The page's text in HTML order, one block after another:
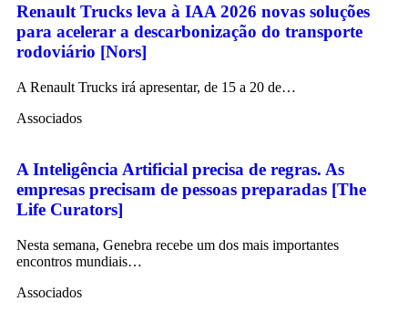
Renault Trucks leva à IAA 2026 novas soluções
para acelerar a descarbonização do transporte
rodoviário [Nors]
A Renault Trucks irá apresentar, de 15 a 20 de…
Associados
A Inteligência Artificial precisa de regras. As
empresas precisam de pessoas preparadas [The
Life Curators]
Nesta semana, Genebra recebe um dos mais importantes
encontros mundiais…
Associados